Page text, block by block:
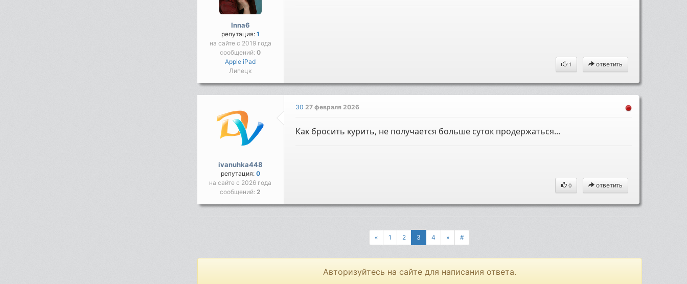
Inna6
репутация: 1
на сайте с 2019 года
сообщений:0
Apple iPad
Липецк
1 ответить
ivanuhka448
репутация: 0
на сайте с 2026 года
сообщений:2
3027 февраля 2026
Как бросить курить, не получается больше суток продержаться...
0 ответить
« 1 2 3 4 » #
Авторизуйтесь на сайте для написания ответа.